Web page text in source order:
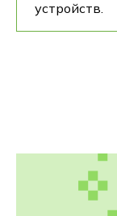
устройств.